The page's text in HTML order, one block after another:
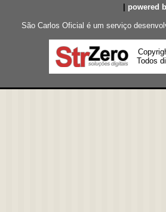
powered
São Carlos Oficial é um serviço
Todos